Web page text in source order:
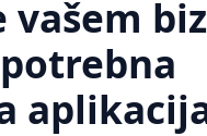
vašem